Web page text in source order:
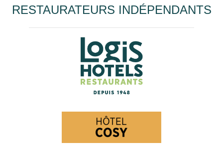
RESTAURATEURS INDÉPENDANTS